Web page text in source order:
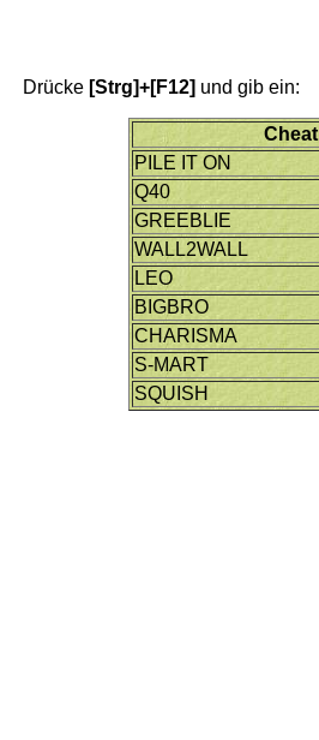
Drücke [Strg]+[F12] und gib ein:
Cheat
PILE IT ON
Q40
GREEBLIE
WALL2WALL
LEO
BIGBRO
CHARISMA
S-MART
SQUISH